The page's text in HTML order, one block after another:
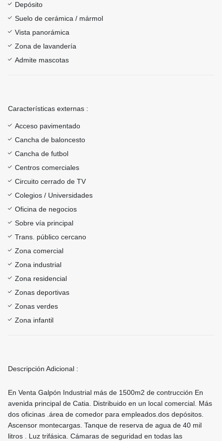
Depósito
Suelo de cerámica / mármol
Vista panorámica
Zona de lavandería
Admite mascotas
Características externas :
Acceso pavimentado
Cancha de baloncesto
Cancha de futbol
Centros comerciales
Circuito cerrado de TV
Colegios / Universidades
Oficina de negocios
Sobre vía principal
Trans. público cercano
Zona comercial
Zona industrial
Zona residencial
Zonas deportivas
Zonas verdes
Zona infantil
Descripción Adicional :
En Venta Galpón Industrial más de 1500m2 de contrucción En
avenida principal de Catia. Distribuido en un local comercial. Más
dos oficinas .área de comedor para empleados.dos depósitos.
Ascensor montecargas. Tanque de reserva de agua de 40 mil
litros . Luz trifásica. Cámaras de seguridad en todas las